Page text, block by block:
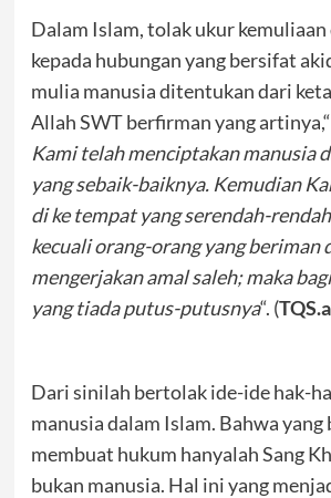
Dalam Islam, tolak ukur
kepada hubungan yang bersifat
mulia manusia ditentukan dari
Allah SWT berfirman yang artinya,“
Kami telah menciptakan manusia
yang sebaik-baiknya. Kemudian
di ke tempat yang serendah-
kecuali orang-orang yang beriman
mengerjakan amal saleh; maka
yang tiada putus-putusnya“. (
Dari sinilah bertolak ide-ide hak-
manusia dalam Islam. Bahwa yang
membuat hukum hanyalah Sang
bukan manusia. Hal ini yang